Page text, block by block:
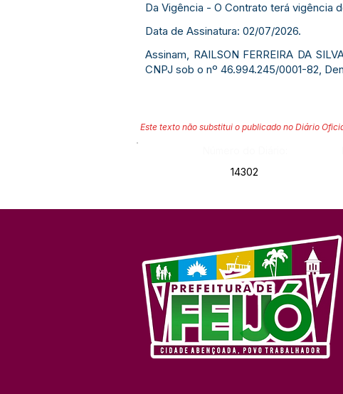
Da Vigência - O Contrato terá vigência
Data de Assinatura: 02/07/2026.
Assinam, RAILSON FERREIRA DA
CNPJ sob o nº 46.994.245/0001-82,
Este texto não substitui o publicado no Diário
14302